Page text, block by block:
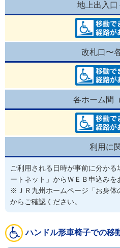
地上出入口
改札口〜
各ホーム間
利用に
ご利用される日時が事前に分か
ートネット」からＷＥＢ申込みを
※ＪＲ九州ホームページ「お身体
からご確認ください。
ハンドル形車椅子での移